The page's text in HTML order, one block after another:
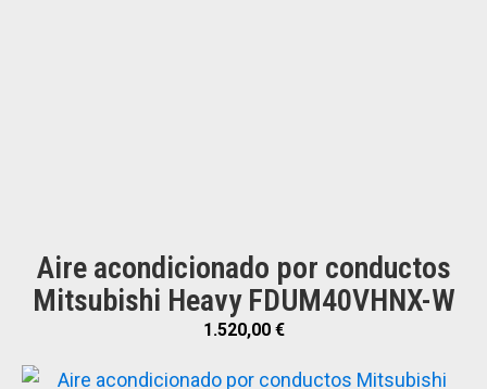
Aire acondicionado por conductos
Mitsubishi Heavy FDUM40VHNX-W
1.520,00 €